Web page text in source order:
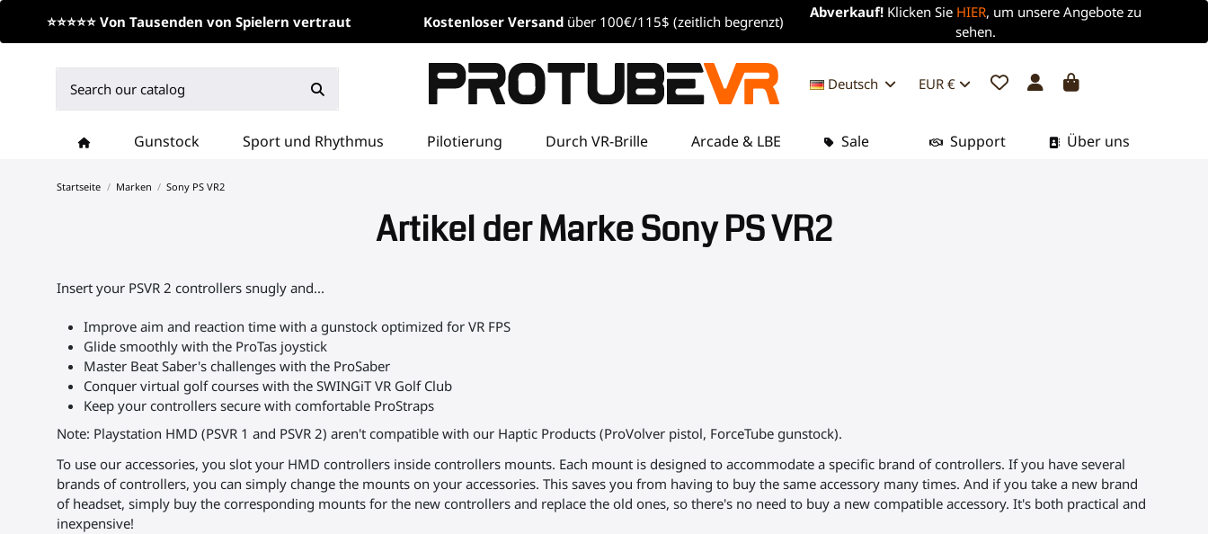
⭐⭐⭐⭐⭐ Von Tausenden von Spielern vertraut KostenloserVersand über 100€/115$ (zeitlich begrenzt)
Abverkauf!Klicken Sie HIER, um unsere Angebote zu
sehen.
EUR €
Deutsch
Gunstock Sport und Rhythmus Pilotierung Durch VR-Brille Arcade & LBE Sale Über uns
Support
Startseite Marken Sony PS VR2
Artikel der Marke Sony PS VR2
Insert your PSVR 2 controllers snugly and...
Improve aim and reaction time with a gunstock optimized for VR FPS
Glide smoothly with the ProTas joystick
Master Beat Saber's challenges with the ProSaber
Conquer virtual golf courses with the SWINGiT VR Golf Club
Keep your controllers secure with comfortable ProStraps
Note: Playstation HMD (PSVR 1 and PSVR 2) aren't compatible with our Haptic Products (ProVolver pistol, ForceTube gunstock).
To use our accessories, you slot your HMD controllers inside controllers mounts. Each mount is designed to accommodate a specific brand of controllers. If you have several
brands of controllers, you can simply change the mounts on your accessories. This saves you from having to buy the same accessory many times. And if you take a new brand
of headset, simply buy the corresponding mounts for the new controllers and replace the old ones, so there's no need to buy a new compatible accessory. It's both practical and
inexpensive!